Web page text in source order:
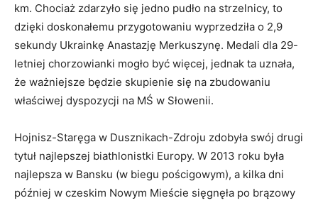
km. Chociaż zdarzyło się jedno pudło na strzelnicy, to
dzięki doskonałemu przygotowaniu wyprzedziła o 2,9
sekundy Ukrainkę Anastazję Merkuszynę. Medali dla 29-
letniej chorzowianki mogło być więcej, jednak ta uznała,
że ważniejsze będzie skupienie się na zbudowaniu
właściwej dyspozycji na MŚ w Słowenii.
Hojnisz-Staręga w Dusznikach-Zdroju zdobyła swój drugi
tytuł najlepszej biathlonistki Europy. W 2013 roku była
najlepsza w Bansku (w biegu pościgowym), a kilka dni
później w czeskim Nowym Mieście sięgnęła po brązowy